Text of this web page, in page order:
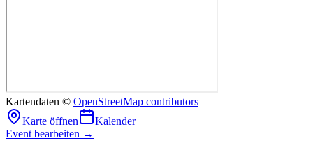
Kartendaten © OpenStreetMap contributors
Karte öffnen
Kalender
Event bearbeiten →